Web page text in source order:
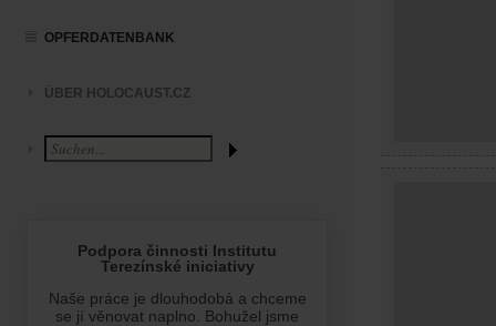
OPFERDATENBANK
ÜBER HOLOCAUST.CZ